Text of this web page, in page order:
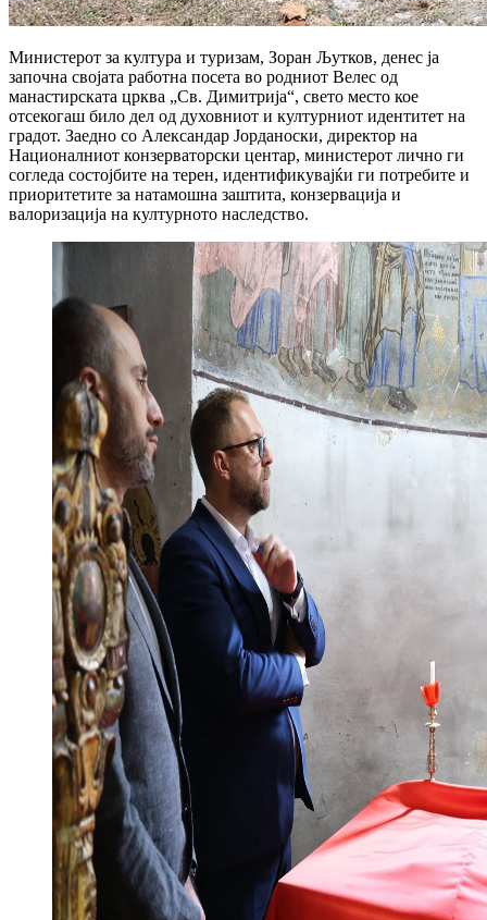
Министерот за култура и туризам, Зоран Љутков, денес ја
започна својата работна посета во родниот Велес од
манастирската црква „Св. Димитрија“, свето место кое
отсекогаш било дел од духовниот и културниот идентитет на
градот. Заедно со Александар Јорданоски, директор на
Националниот конзерваторски центар, министерот лично ги
согледа состојбите на терен, идентификувајќи ги потребите и
приоритетите за натамошна заштита, конзервација и
валоризација на културното наследство.